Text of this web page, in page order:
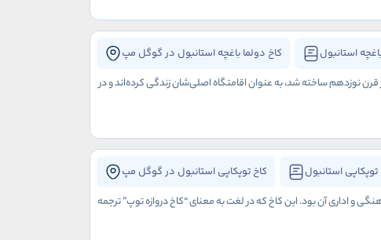
استانبول کاخ دولما باغچه استانبول در گوگل مپ
نوزدهم ساخته شد، به عنوان اقامتگاه اصلی‌شان زندگی کرده‌اند و در
استانبول کاخ توپکاپی استانبول در گوگل مپ
و اداری آن بود. این کاخ که در لغت به معنای “کاخ دروازه توپ” ترجمه